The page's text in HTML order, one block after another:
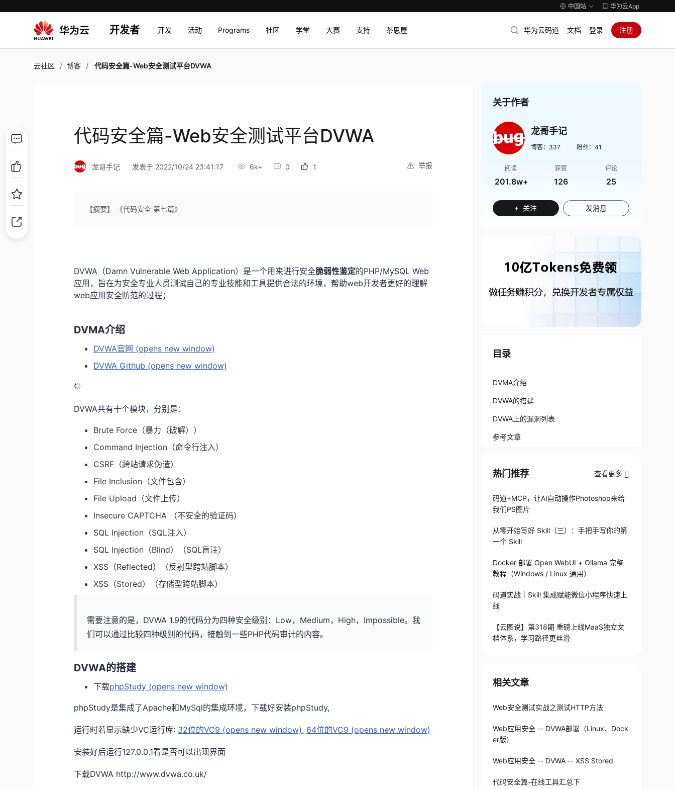
中国站 华为云App
开发者 开发 活动 Programs 社区 学堂 大赛 支持 茶思屋 华为云码道 文档 登录 注册
云社区 博客 代码安全篇-Web安全测试平台DVWA
代码安全篇-Web安全测试平台DVWA
举报
龙哥手记 发表于 2022/10/24 23:41:17 6k+ 0 1
【摘要】 《代码安全 第七篇》
DVWA（Damn Vulnerable Web Application）是一个用来进行安全脆弱性鉴定的PHP/MySQL Web
应用，旨在为安全专业人员测试自己的专业技能和工具提供合法的环境，帮助web开发者更好的理解
web应用安全防范的过程；
DVMA介绍
DVWA官网 (opens new window)
DVWA Github (opens new window)
DVWA共有十个模块，分别是：
Brute Force（暴力（破解））
Command Injection（命令行注入）
CSRF（跨站请求伪造）
File Inclusion（文件包含）
File Upload（文件上传）
Insecure CAPTCHA （不安全的验证码）
SQL Injection（SQL注入）
SQL Injection（Blind）（SQL盲注）
XSS（Reflected）（反射型跨站脚本）
XSS（Stored）（存储型跨站脚本）
需要注意的是，DVWA 1.9的代码分为四种安全级别：Low，Medium，High，Impossible。我
们可以通过比较四种级别的代码，接触到一些PHP代码审计的内容。
DVWA的搭建
下载phpStudy (opens new window)
phpStudy是集成了Apache和MySql的集成环境，下载好安装phpStudy,
运行时若显示缺少VC运行库: 32位的VC9 (opens new window), 64位的VC9 (opens new window)
安装好后运行127.0.0.1看是否可以出现界面
下载DVWA http://www.dvwa.co.uk/
关于作者
龙哥手记
博客： 337 粉丝： 41
阅读
201.8w+
获赞
126
评论
25
+ 关注 发消息
目录
DVMA介绍
DVWA的搭建
DVWA上的漏洞列表
参考文章
热门推荐 查看更多
码道+MCP，让AI自动操作Photoshop来给
我们PS图片
从零开始写好 Skill（三）：手把手写你的第
一个 Skill
Docker 部署 Open WebUI + Ollama 完整
教程（Windows / Linux 通用）
码道实战｜Skill 集成赋能微信小程序快速上
线
【云图说】第318期 重磅上线MaaS独立文
档体系，学习路径更丝滑
相关文章
Web安全测试实战之测试HTTP方法
Web应用安全 -- DVWA部署（Linux、Dock
er版）
Web应用安全 -- DVWA -- XSS Stored
代码安全篇-在线工具汇总下